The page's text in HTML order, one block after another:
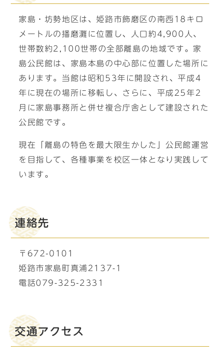
家島・坊勢地区は、姫路市飾磨区の南西18キロ
メートルの播磨灘に位置し、人口約4,900人、
世帯数約2,100世帯の全部離島の地域です。家
島公民館は、家島本島の中心部に位置した場所に
あります。当館は昭和53年に開設され、平成4
年に現在の場所に移転し、さらに、平成25年2
月に家島事務所と併せ複合庁舎として建設された
公民館です。
現在「離島の特色を最大限生かした」公民館運営
を目指して、各種事業を校区一体となり実践して
います。
連絡先
〒672-0101
姫路市家島町真浦2137-1
電話079-325-2331
交通アクセス